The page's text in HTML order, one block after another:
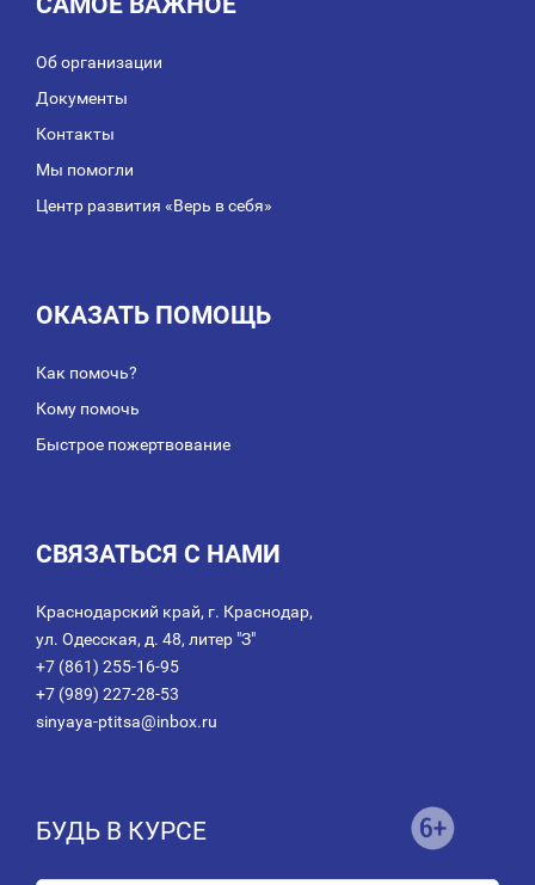
Об организации
Документы
Контакты
Мы помогли
Центр развития «Верь в себя»
ОКАЗАТЬ ПОМОЩЬ
Как помочь?
Кому помочь
Быстрое пожертвование
СВЯЗАТЬСЯ С НАМИ
Краснодарский край, г. Краснодар,
ул. Одесская, д. 48, литер "З"
+7 (861) 255-16-95
+7 (989) 227-28-53
sinyaya-ptitsa@inbox.ru
БУДЬ В КУРСЕ